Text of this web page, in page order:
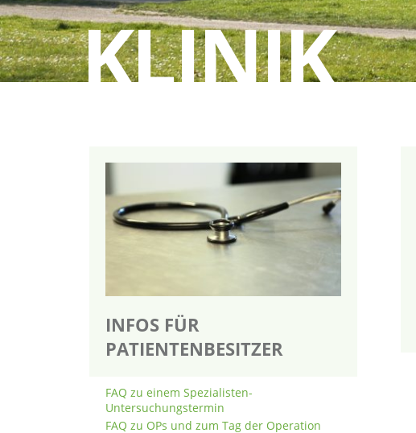
KLINIK
INFOS FÜR
PATIENTENBESITZER
FAQ zu einem Spezialisten-
Untersuchungstermin
FAQ zu OPs und zum Tag der Operation